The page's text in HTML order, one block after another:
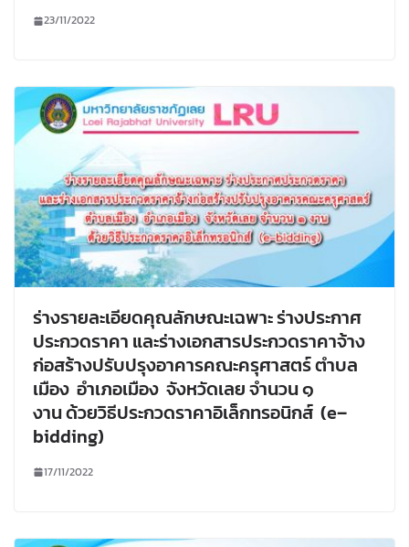
23/11/2022
ร่างรายละเอียดคุณลักษณะเฉพาะ ร่างประกาศ
ประกวดราคา และร่างเอกสารประกวดราคาจ้าง
ก่อสร้างปรับปรุงอาคารคณะครุศาสตร์ ตำบล
เมือง อำเภอเมือง จังหวัดเลย จำนวน ๑
งาน ด้วยวิธีประกวดราคาอิเล็กทรอนิกส์ (e–
bidding)
17/11/2022